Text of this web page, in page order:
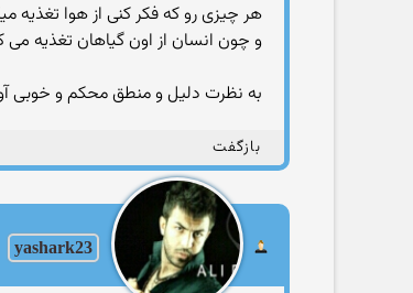
هر چیزی رو که فکر کنی از هوا تغذیه
و چون انسان از اون گیاهان تغذیه
به نظرت دلیل و منطق محکم و خوبی
بازگفت
yashark23